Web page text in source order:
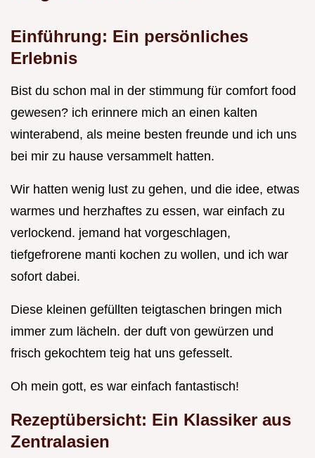
Einführung: Ein persönliches
Erlebnis
Bist du schon mal in der stimmung für comfort food
gewesen? ich erinnere mich an einen kalten
winterabend, als meine besten freunde und ich uns
bei mir zu hause versammelt hatten.
Wir hatten wenig lust zu gehen, und die idee, etwas
warmes und herzhaftes zu essen, war einfach zu
verlockend. jemand hat vorgeschlagen,
tiefgefrorene manti kochen zu wollen, und ich war
sofort dabei.
Diese kleinen gefüllten teigtaschen bringen mich
immer zum lächeln. der duft von gewürzen und
frisch gekochtem teig hat uns gefesselt.
Oh mein gott, es war einfach fantastisch!
Rezeptübersicht: Ein Klassiker aus
Zentralasien